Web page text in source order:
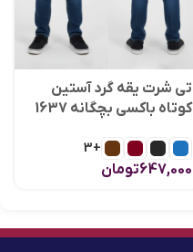
تی شرت یقه گرد آستین
کوتاه باکسی بچگانه 1637
+3
647,000تومان